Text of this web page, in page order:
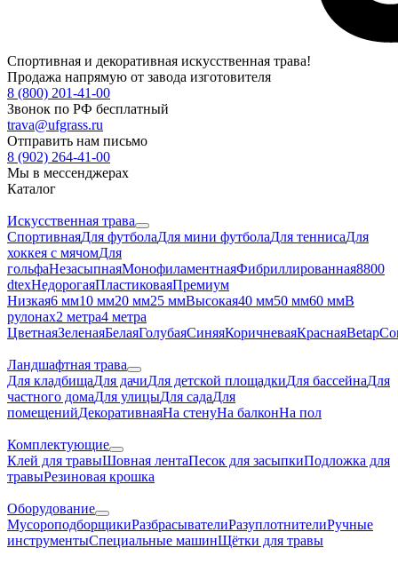
Спортивная и декоративная искусственная трава!
Продажа напрямую от завода изготовителя
8 (800) 201-41-00
Звонок по РФ бесплатный
trava@ufgrass.ru
Отправить нам письмо
8 (902) 264-41-00
Мы в мессенджерах
Каталог
Искусственная трава
СпортивнаяДля футболаДля мини футболаДля теннисаДля
хоккея с мячомДля
гольфаНезасыпнаяМонофиламентнаяФибриллированная8800
dtexНедорогаяПластиковаяПремиум
Низкая6 мм10 мм20 мм25 ммВысокая40 мм50 мм60 ммВ
рулонах2 метра4 метра
ЦветнаяЗеленаяБелаяГолубаяСиняяКоричневаяКраснаяBetap
Ландшафтная трава
Для кладбищаДля дачиДля детской площадкиДля бассейнаДля
частного домаДля улицыДля садаДля
помещенийДекоративнаяНа стенуНа балконНа пол
Комплектующие
Клей для травыШовная лентаПесок для засыпкиПодложка для
травыРезиновая крошка
Оборудование
МусороподборщикиРазбрасывателиРазуплотнителиРучные
инструментыСпециальные машинЩётки для травы